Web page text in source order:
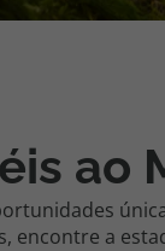
ao
encontre a